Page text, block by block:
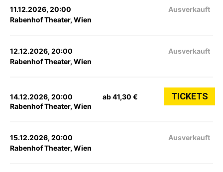
11.12.2026, 20:00
Rabenhof Theater, Wien
Ausverkauft
12.12.2026, 20:00
Rabenhof Theater, Wien
Ausverkauft
14.12.2026, 20:00
Rabenhof Theater, Wien
ab 41,30 € TICKETS
15.12.2026, 20:00
Rabenhof Theater, Wien
Ausverkauft